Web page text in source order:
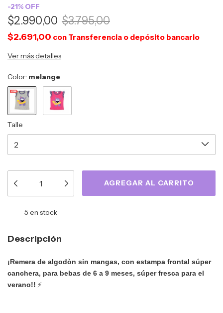
-21% OFF
$2.990,00 $3.795,00
$2.691,00 con Transferencia o depósito bancario
Ver más detalles
Color: melange
Talle
5 en stock
Descripción
¡Remera de algodòn sin mangas, con estampa frontal súper
canchera, para bebas de 6 a 9 meses, súper fresca para el
verano!! ⚡